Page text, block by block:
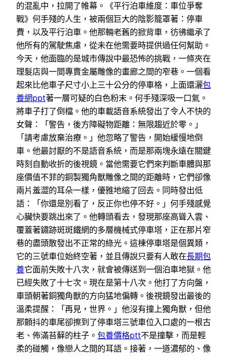
的混亂中，拉開了帷幕。《平行泊車維度：車位爭奪
戰》何手殘的人生，被兩個巨大的陰影籠罩著：停車
費，以及平行泊車。他那輛老舊的掀背車，彷彿繼承了
他所有的駕駛焦慮，從未在他需要時提供過任何幫助。
今天，他面臨的是城市傳說中最恐怖的挑戰，一條夾在
理髮店與一間專賣金屬雕像的畫廊之間的窄巷。一個看
起來比他車子尺寸小上三十公分的停車格，上面還灑包
養網ppt著一層可疑的白色粉末。何手殘深吸一口氣。
將車子打了倒檔。他的車載語音系統發出了令人不快的
女聲：「警告，後方障礙物距離：無限趨近於零。」
「請考慮放棄治療。」他忽略了警告，開始緩慢地倒
車。他最討厭的不是語音系統，而是那兩塊永遠在關鍵
時刻自動收折的後視鏡。當他需要它們來判斷車體與那
座價值不菲的銅製獨角獸雕像之間的距離時，它們卻像
兩片羞澀的耳朵一樣，優雅地縮了回去。同時發出低
語：「你還是別看了，反正你也停不好。」何手殘感覺
心臟快要跳出來了。他轉頭看去，發現那座高聳入雲、
覆蓋著鏽跡斑斑鐵網的多層機械式停車塔，正在那片窄
巷的盡頭散發出不正常的綠光。這棟停車塔是個異類，
它的三號車位始終空著，並且傳說只要有人敢在長期包
養它面前失敗十八次，就會被傳送到一個泊車地獄。他
已經失敗了十七次。現在是第十八次。他打了方向盤，
車頭朝著銅獨角獸的方向猛地偏轉。後視鏡發出最後的
溫柔提醒：「再見，世界。」他沒有撞上獨角獸，但他
那顫抖的車尾卻擦到了停車塔三號車位入口處的一根古
老、佈滿苔蘚的柱子。 包養價格ptt不是撞擊，而是輕
柔的碰觸，像戀人之間的耳語。接著，一道濃郁的、像